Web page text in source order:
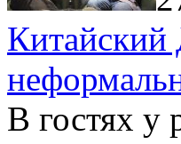
Китайский
В гостях